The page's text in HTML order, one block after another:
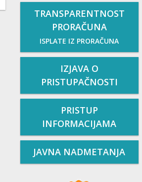
TRANSPARENTNOST
PRORAČUNA
ISPLATE IZ PRORAČUNA
IZJAVA O
PRISTUPAČNOSTI
PRISTUP
INFORMACIJAMA
JAVNA NADMETANJA